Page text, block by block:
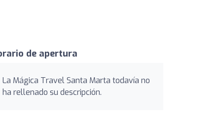
de apertura
La Mágica Travel Santa Marta todavía no
ha rellenado su descripción.